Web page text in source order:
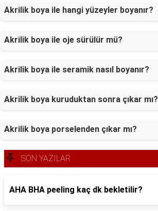
Akrilik boya ile hangi yüzeyler boyanır?
Akrilik boya ile oje sürülür mü?
Akrilik boya ile seramik nasıl boyanır?
Akrilik boya kuruduktan sonra çıkar mı?
Akrilik boya porselenden çıkar mı?
SON YAZILAR
AHA BHA peeling kaç dk bekletilir?